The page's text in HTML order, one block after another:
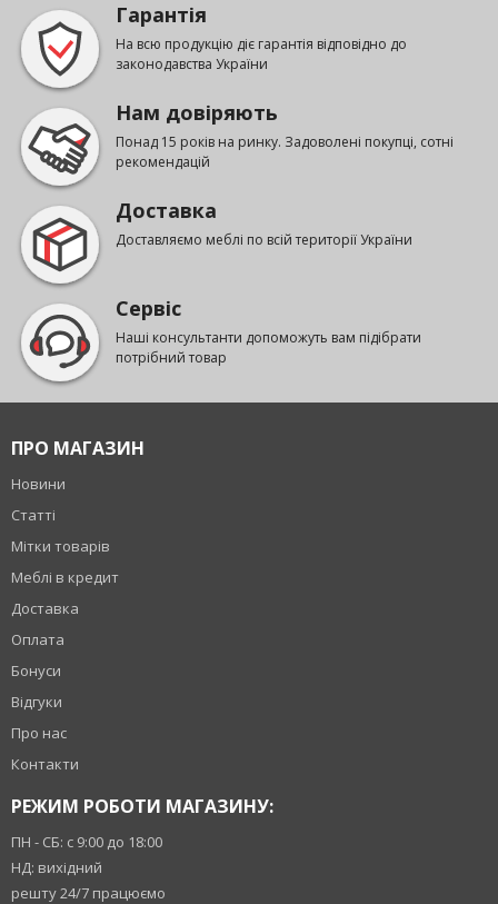
Гарантія
На всю продукцію діє гарантія відповідно до
законодавства України
Нам довіряють
Понад 15 років на ринку. Задоволені покупці, сотні
рекомендацій
Доставка
Доставляємо меблі по всій території України
Сервіс
Наші консультанти допоможуть вам підібрати
потрібний товар
ПРО МАГАЗИН
Новини
Статті
Мітки товарів
Меблі в кредит
Доставка
Оплата
Бонуси
Відгуки
Про нас
Контакти
РЕЖИМ РОБОТИ МАГАЗИНУ:
ПН - СБ: с 9:00 до 18:00
НД: вихідний
решту 24/7 працюємо